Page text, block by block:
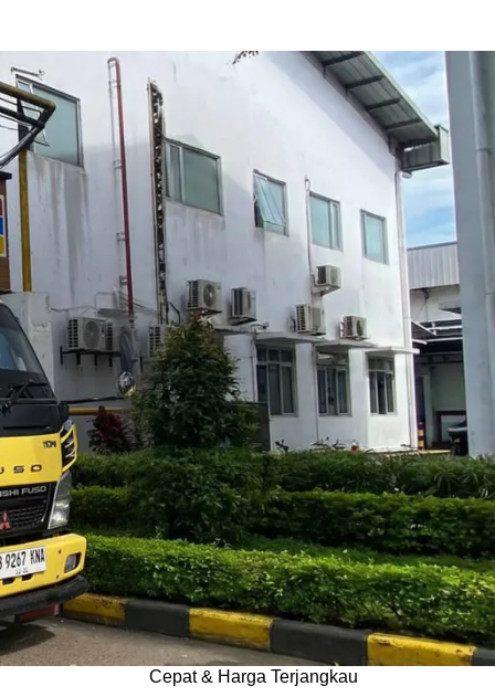
jika
mampet
maka
di
144,47
Categories
Blog
Layanan Kami
Tips & Edukasi
Wawasan Umum
Recent Posts
Jasa Sedot WC Kecamatan Cilincing,
Cepat & Harga Terjangkau
August 4, 2026 No Comments
Jasa Sedot WC Kecamatan Kelapa Gading,
Cepat & Harga Terjangkau